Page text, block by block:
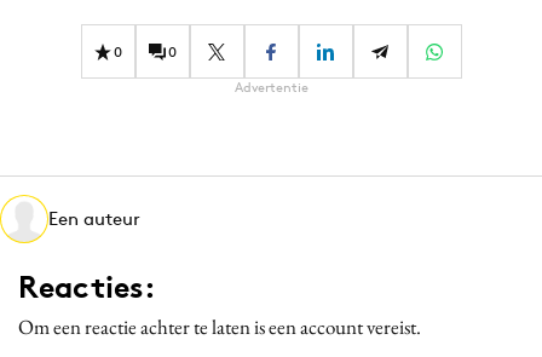
Gedragsverandering
Influencer marketing
Media
Merkstrategie
PR
Programmatic
Purpose Marketing
0 0
Advertentie
Een auteur
Reacties:
Om een reactie achter te laten is een account vereist.